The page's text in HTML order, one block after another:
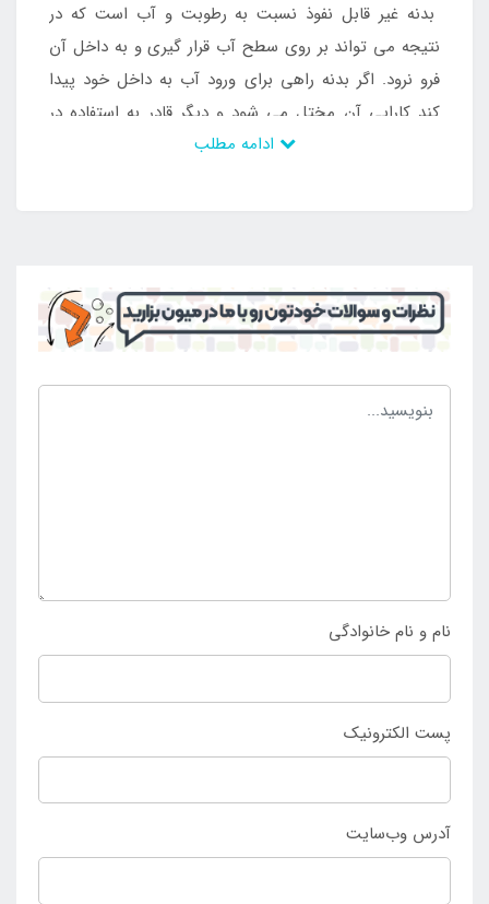
بدنه غیر قابل نفوذ نسبت به رطوبت و آب است که در
نتیجه می تواند بر روی سطح آب قرار گیری و به داخل آن
فرو نرود. اگر بدنه راهی برای ورود آب به داخل خود پیدا
کند کارایی آن مختل می شود و دیگر قادر به استفاده در
محیط های آبی نمی باشد. همچنین باد داخل آن تخلیه
برای انتخاب کودکان پسر آماده کرده است. از این رو می
توان مخاطبان این محصول را کودکان پسر در نظر داشت.
نام و نام خانوادگی
پست الکترونیک
آدرس وب‌سایت